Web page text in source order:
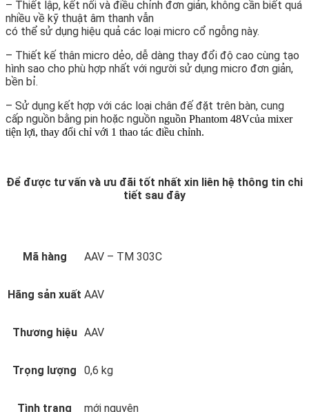
– Thiết lập, kết nối và điều chỉnh đơn giản, không cần biết quá
nhiều về kỹ thuật âm thanh vẫn
có thể sử dụng hiệu quả các loại micro cổ ngỗng này.
– Thiết kế thân micro dẻo, dễ dàng thay đổi độ cao cùng tạo
hình sao cho phù hợp nhất với người sử dụng micro đơn giản,
bền bỉ.
– Sử dụng kết hợp với các loại chân đế đặt trên bàn, cung
cấp nguồn bằng pin hoặc nguồn nguồn Phantom 48Vcủa mixer
tiện lợi, thay đổi chỉ với 1 thao tác điều chỉnh.
Để được tư vấn và ưu đãi tốt nhất xin liên hệ thông tin chi
tiết sau đây
Mã hàng AAV – TM 303C
Hãng sản xuất AAV
Thương hiệu AAV
Trọng lượng 0,6 kg
Tình trạng mới nguyên